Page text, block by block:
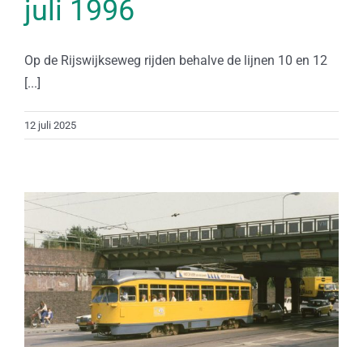
juli 1996
Op de Rijswijkseweg rijden behalve de lijnen 10 en 12
[...]
12 juli 2025